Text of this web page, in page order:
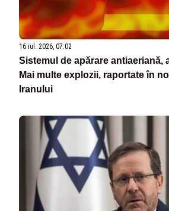
16 iul. 2026, 07:02
Sistemul de apărare antiaeriană,
Mai multe explozii, raportate în
Iranului